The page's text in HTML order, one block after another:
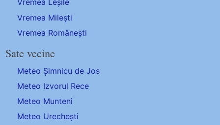
Vremea Leșile
Vremea Milești
Vremea Românești
Sate vecine
Meteo Șimnicu de Jos
Meteo Izvorul Rece
Meteo Munteni
Meteo Urechești